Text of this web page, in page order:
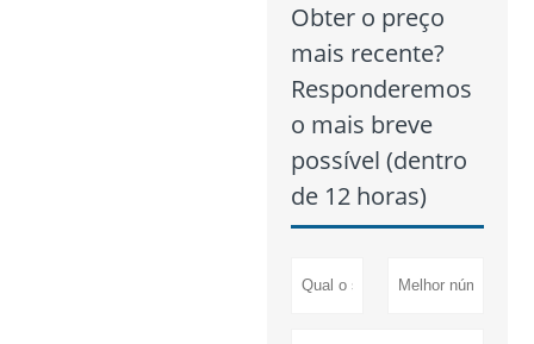
Obter o preço
mais recente?
Responderemos
o mais breve
possível (dentro
de 12 horas)